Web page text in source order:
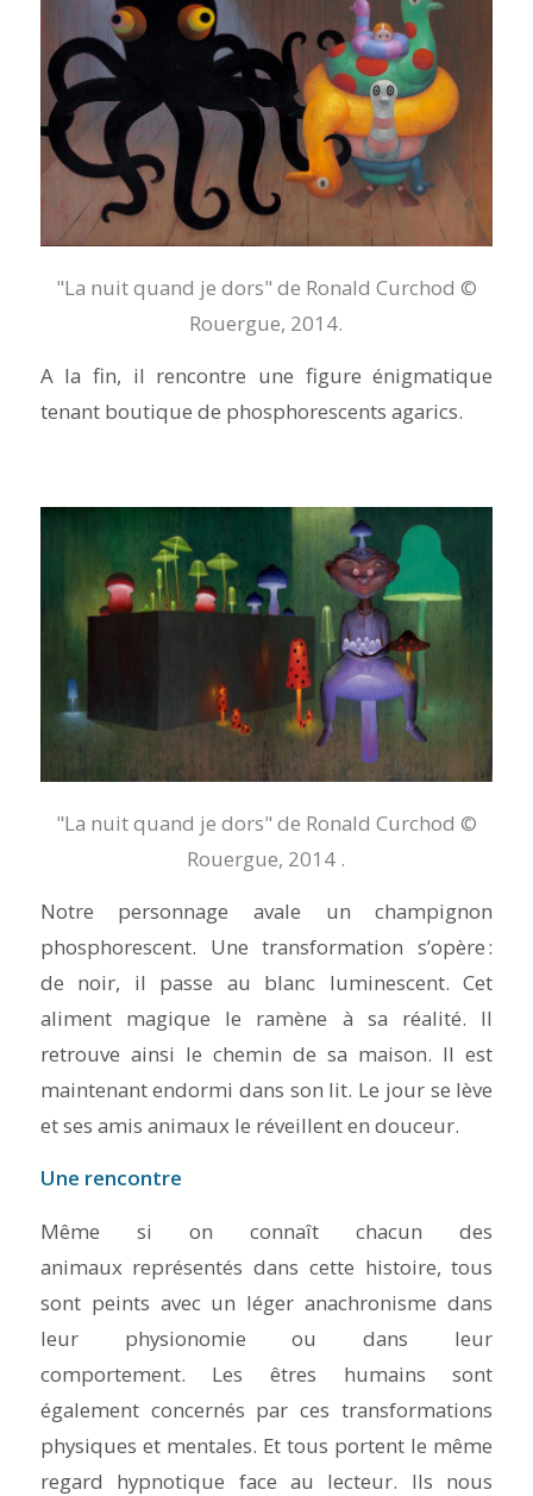
"La nuit quand je dors" de Ronald Curchod ©
Rouergue, 2014.
A la fin, il rencontre une figure énigmatique
tenant boutique de phosphorescents agarics.
"La nuit quand je dors" de Ronald Curchod ©
Rouergue, 2014 .
Notre personnage avale un champignon
phosphorescent. Une transformation s’opère :
de noir, il passe au blanc luminescent. Cet
aliment magique le ramène à sa réalité. Il
retrouve ainsi le chemin de sa maison. Il est
maintenant endormi dans son lit. Le jour se lève
et ses amis animaux le réveillent en douceur.
Une rencontre
Même si on connaît chacun des
animaux représentés dans cette histoire, tous
sont peints avec un léger anachronisme dans
leur physionomie ou dans leur
comportement. Les êtres humains sont
également concernés par ces transformations
physiques et mentales. Et tous portent le même
regard hypnotique face au lecteur. Ils nous